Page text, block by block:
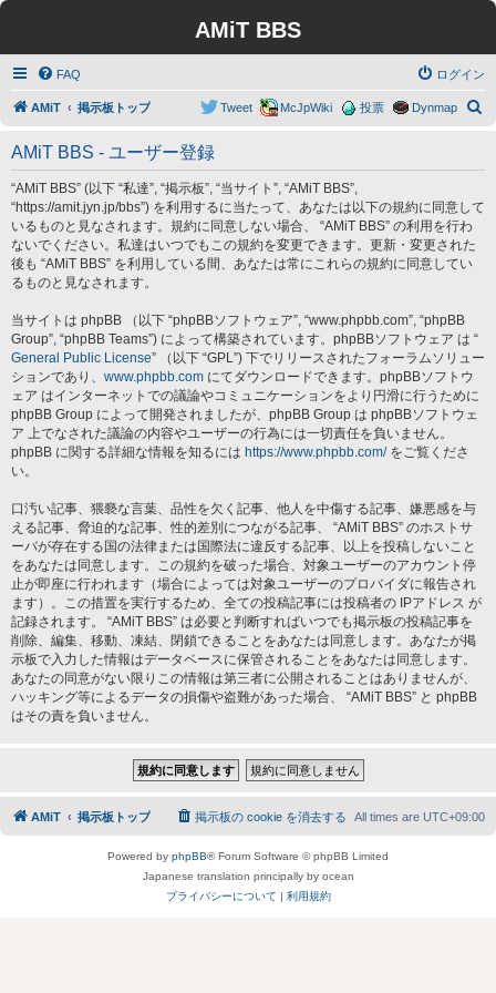
AMiT BBS
FAQ ログイン
AMiT 掲示板トップ Dynmap
投票
McJpWiki
Tweet
AMiT BBS - ユーザー登録
“AMiT BBS” (以下 “私達”, “掲示板”, “当サイト”, “AMiT BBS”,
“https://amit.jyn.jp/bbs”) を利用するに当たって、あなたは以下の規約に同意して
いるものと見なされます。規約に同意しない場合、 “AMiT BBS” の利用を行わ
ないでください。私達はいつでもこの規約を変更できます。更新・変更された
後も “AMiT BBS” を利用している間、あなたは常にこれらの規約に同意してい
るものと見なされます。
当サイトは phpBB （以下 “phpBBソフトウェア”, “www.phpbb.com”, “phpBB
Group”, “phpBB Teams”) によって構築されています。phpBBソフトウェア は “
General Public License” （以下 “GPL”) 下でリリースされたフォーラムソリュー
ションであり、 www.phpbb.com にてダウンロードできます。phpBBソフトウ
ェア はインターネットでの議論やコミュニケーションをより円滑に行うために
phpBB Group によって開発されましたが、phpBB Group は phpBBソフトウェ
ア 上でなされた議論の内容やユーザーの行為には一切責任を負いません。
phpBB に関する詳細な情報を知るには https://www.phpbb.com/をご覧くださ
い。
口汚い記事、猥褻な言葉、品性を欠く記事、他人を中傷する記事、嫌悪感を与
える記事、脅迫的な記事、性的差別につながる記事、 “AMiT BBS” のホストサ
ーバが存在する国の法律または国際法に違反する記事、以上を投稿しないこと
をあなたは同意します。この規約を破った場合、対象ユーザーのアカウント停
止が即座に行われます（場合によっては対象ユーザーのプロバイダに報告され
ます）。この措置を実行するため、全ての投稿記事には投稿者の IPアドレス が
記録されます。 “AMiT BBS” は必要と判断すればいつでも掲示板の投稿記事を
削除、編集、移動、凍結、閉鎖できることをあなたは同意します。あなたが掲
示板で入力した情報はデータベースに保管されることをあなたは同意します。
あなたの同意がない限りこの情報は第三者に公開されることはありませんが、
ハッキング等によるデータの損傷や盗難があった場合、 “AMiT BBS” と phpBB
はその責を負いません。
AMiT 掲示板トップ All times are UTC+09:00
掲示板の cookie を消去する
Powered by phpBB® Forum Software © phpBB Limited
Japanese translation principally by ocean
プライバシーについて | 利用規約